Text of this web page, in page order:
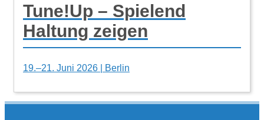
Tune!Up – Spielend
Haltung zeigen
19.–21. Juni 2026 | Berlin